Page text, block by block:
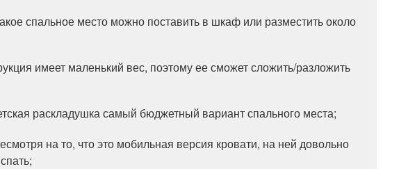
спальное место можно поставить в шкаф или разместить около
имеет маленький вес, поэтому ее сможет сложить/разложить
раскладушка самый бюджетный вариант спального места;
на то, что это мобильная версия кровати, на ней довольно